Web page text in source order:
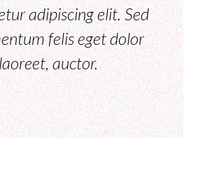
adipiscing elit. Sed
felis eget dolor
auctor.